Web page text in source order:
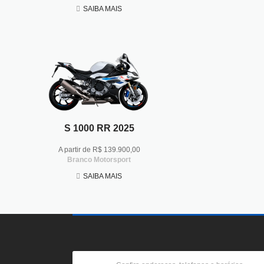
SAIBA MAIS
S 1000 RR 2025
A partir de R$ 139.900,00
Branco Motorsport
SAIBA MAIS